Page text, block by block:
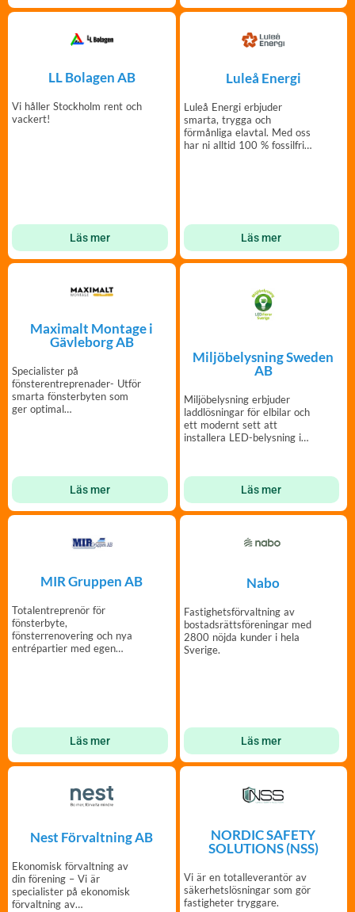
LL Bolagen AB
Vi håller Stockholm rent och
vackert!
Läs mer
Luleå Energi
Luleå Energi erbjuder
smarta, trygga och
förmånliga elavtal. Med oss
har ni alltid 100 % fossilfri
Läs mer
Maximalt Montage i
Gävleborg AB
Specialister på
fönsterentreprenader- Utför
smarta fönsterbyten som
ger optimal
Läs mer
Miljöbelysning Sweden
AB
Miljöbelysning erbjuder
laddlösningar för elbilar och
ett modernt sett att
installera LED-belysning i
Läs mer
MIR Gruppen AB
Totalentreprenör för
fönsterbyte,
fönsterrenovering och nya
entrépartier med egen
Läs mer
Nabo
Fastighetsförvaltning av
bostadsrättsföreningar med
2800 nöjda kunder i hela
Sverige.
Läs mer
Nest Förvaltning AB
Ekonomisk förvaltning av
din förening – Vi är
specialister på ekonomisk
förvaltning av
NORDIC SAFETY
SOLUTIONS (NSS)
Vi är en totalleverantör av
säkerhetslösningar som gör
fastigheter tryggare.